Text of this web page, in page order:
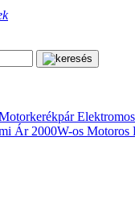
Ár 2000W-os Motoros